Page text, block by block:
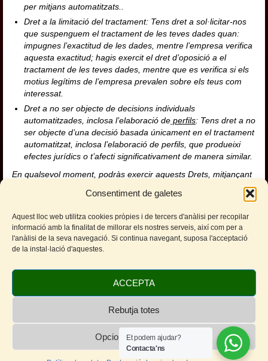
Consentiment de galetes
Aquest lloc web utilitza cookies pròpies i de tercers d'anàlisi per recopilar
informació amb la finalitat de millorar els nostres serveis, així com per a
l'anàlisi de la seva navegació. Si continua navegant, suposa l'acceptació
de la instal·lació d'aquestes.
ACCEPTA
Rebutja totes
Opcions de cookies
per mitjans automatitzats..
Dret a la limitació del tractament: Tens dret a sol·licitar-nos
que suspenguem el tractament de les teves dades quan:
impugnes l’exactitud de les dades, mentre l’empresa verifica
aquesta exactitud; hagis exercit el dret d’oposició a el
tractament de les teves dades, mentre que es verifica si els
motius legítims de l’empresa prevalen sobre els teus com
interessat.
Dret a no ser objecte de decisions individuals
automatitzades, inclosa l’elaboració de perfils: Tens dret a no
ser objecte d’una decisió basada únicament en el tractament
automatitzat, inclosa l’elaboració de perfils, que produeixi
efectes jurídics o t’afecti significativament de manera similar.
En qualsevol moment, podràs exercir aquests Drets, mitjançant
un escrit i acreditant la teva personalitat dirigit a Cinema 4 You,
S.C.C.L. amb adreça de correu postal en Plaça Marcer 7,
A més, podràs presentar una reclamació davant l’autoritat de
control, en aquest cas, l’Agència Espanyola de Protecció de
Dades, si consideres que el tractament de dades personals
Facebook
TwitterWhatsApp
Telegram
EmailComparteix
© 2026 Cinemes de Sitges - Cineclub Sitges
Et podem ajudar?
Contacta'ns